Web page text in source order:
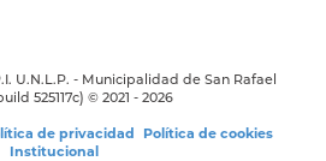
U.N.L.P. - Municipalidad de San Rafael
525117c) © 2021 - 2026
de privacidad
Política de cookies
Institucional